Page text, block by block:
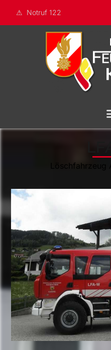
Notruf 122
Löschfahrzeug